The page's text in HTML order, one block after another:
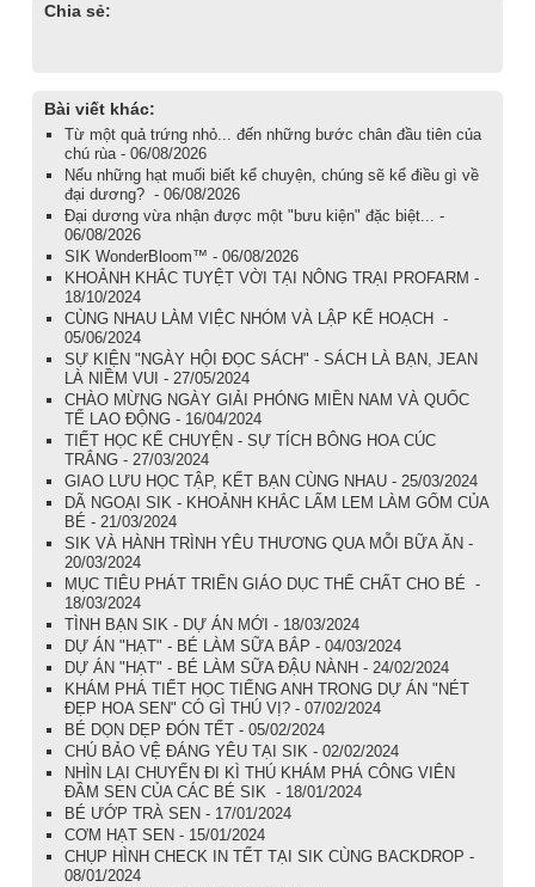
Chia sẻ:
Bài viết khác:
Từ một quả trứng nhỏ... đến những bước chân đầu tiên của
chú rùa - 06/08/2026
Nếu những hạt muối biết kể chuyện, chúng sẽ kể điều gì về
đại dương? - 06/08/2026
Đại dương vừa nhận được một "bưu kiện" đặc biệt... -
06/08/2026
SIK WonderBloom™ - 06/08/2026
KHOẢNH KHẮC TUYỆT VỜI TẠI NÔNG TRẠI PROFARM -
18/10/2024
CÙNG NHAU LÀM VIỆC NHÓM VÀ LẬP KẾ HOẠCH -
05/06/2024
SỰ KIỆN "NGÀY HỘI ĐỌC SÁCH" - SÁCH LÀ BẠN, JEAN
LÀ NIỀM VUI - 27/05/2024
CHÀO MỪNG NGÀY GIẢI PHÓNG MIỀN NAM VÀ QUỐC
TẾ LAO ĐỘNG - 16/04/2024
TIẾT HỌC KỂ CHUYỆN - SỰ TÍCH BÔNG HOA CÚC
TRẮNG - 27/03/2024
GIAO LƯU HỌC TẬP, KẾT BẠN CÙNG NHAU - 25/03/2024
DÃ NGOẠI SIK - KHOẢNH KHẮC LẤM LEM LÀM GỐM CỦA
BÉ - 21/03/2024
SIK VÀ HÀNH TRÌNH YÊU THƯƠNG QUA MỖI BỮA ĂN -
20/03/2024
MỤC TIÊU PHÁT TRIỂN GIÁO DỤC THỂ CHẤT CHO BÉ -
18/03/2024
TÌNH BẠN SIK - DỰ ÁN MỚI - 18/03/2024
DỰ ÁN "HẠT" - BÉ LÀM SỮA BẮP - 04/03/2024
DỰ ÁN "HẠT" - BÉ LÀM SỮA ĐẬU NÀNH - 24/02/2024
KHÁM PHÁ TIẾT HỌC TIẾNG ANH TRONG DỰ ÁN "NÉT
ĐẸP HOA SEN" CÓ GÌ THÚ VỊ? - 07/02/2024
BÉ DỌN DẸP ĐÓN TẾT - 05/02/2024
CHÚ BẢO VỆ ĐÁNG YÊU TẠI SIK - 02/02/2024
NHÌN LẠI CHUYẾN ĐI KÌ THÚ KHÁM PHÁ CÔNG VIÊN
ĐẦM SEN CỦA CÁC BÉ SIK - 18/01/2024
BÉ ƯỚP TRÀ SEN - 17/01/2024
CƠM HẠT SEN - 15/01/2024
CHỤP HÌNH CHECK IN TẾT TẠI SIK CÙNG BACKDROP -
08/01/2024